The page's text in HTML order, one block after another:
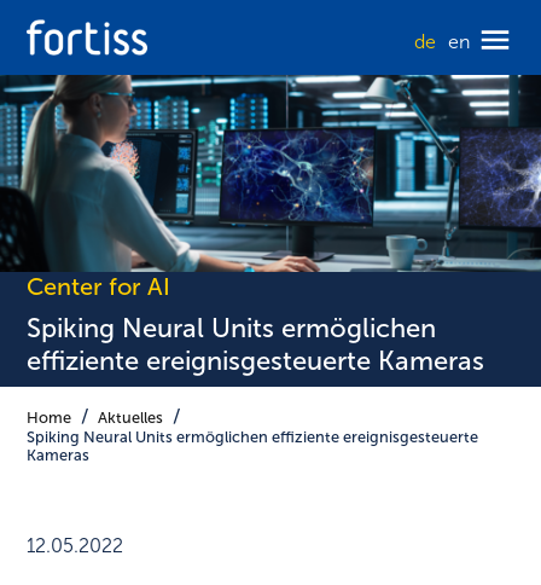
de en
Center for AI
Spiking Neural Units ermöglichen
effiziente ereignisgesteuerte Kameras
Home
Aktuelles
Spiking Neural Units ermöglichen effiziente ereignisgesteuerte
Kameras
12.05.2022